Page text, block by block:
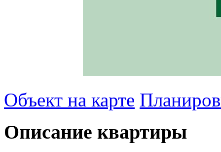
Объект на карте
Описание квартиры